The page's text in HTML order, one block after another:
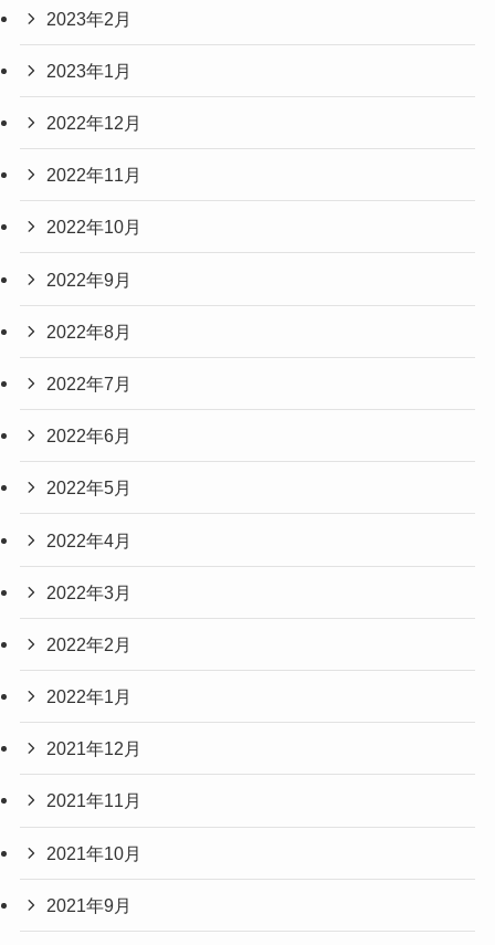
2023年2月
2023年1月
2022年12月
2022年11月
2022年10月
2022年9月
2022年8月
2022年7月
2022年6月
2022年5月
2022年4月
2022年3月
2022年2月
2022年1月
2021年12月
2021年11月
2021年10月
2021年9月